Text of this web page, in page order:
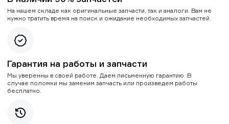
На нашем складе как оригинальные запчасти, так и аналоги. Вам не
нужно тратить время на поиск и ожидание необходимых запчастей.
Гарантия на работы и запчасти
Мы уверенны в своей работе. Даем письменную гарантию. В
случае поломки мы заменим запчасть или произведем работы
бесплатно.